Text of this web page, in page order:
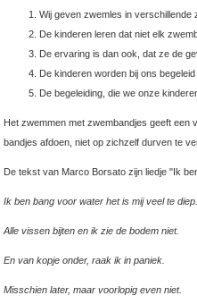
Wij geven zwemles in verschillende
De kinderen leren dat niet elk
De ervaring is dan ook, dat ze de
De kinderen worden bij ons
De begeleiding, die we onze
Het zwemmen met zwembandjes geeft een
bandjes afdoen, niet op zichzelf durven te
De tekst van Marco Borsato zijn liedje "Ik
Ik ben bang voor water het is mij veel te diep.
Alle vissen bijten en ik zie de bodem niet.
En van kopje onder, raak ik in paniek.
Misschien later, maar voorlopig even niet.